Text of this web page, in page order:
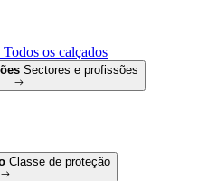
Todos os calçados
Sectores e profissões
Classe de proteção